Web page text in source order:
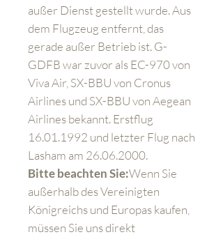
außer Dienst gestellt wurde. Aus
dem Flugzeug entfernt, das
gerade außer Betrieb ist. G-
GDFB war zuvor als EC-970 von
Viva Air, SX-BBU von Cronus
Airlines und SX-BBU von Aegean
Airlines bekannt. Erstflug
16.01.1992 und letzter Flug nach
Lasham am 26.06.2000.
Bitte beachten Sie:Wenn Sie
außerhalb des Vereinigten
Königreichs und Europas kaufen,
müssen Sie uns direkt